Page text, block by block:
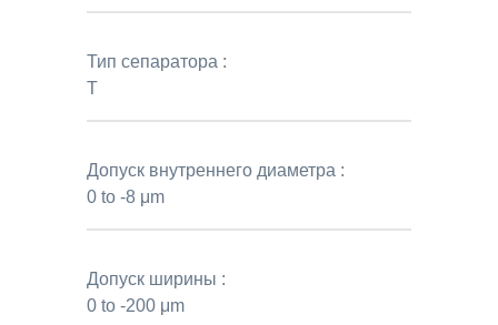
Тип сепаратора :
T
Допуск внутреннего диаметра :
0 to -8 μm
Допуск ширины :
0 to -200 μm